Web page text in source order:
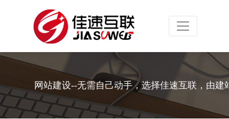
Toggle
网站建设--无需自己动手，选择佳速互联，由建